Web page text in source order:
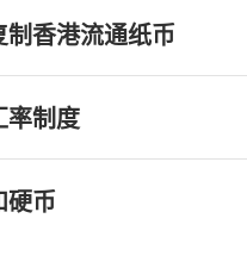
制香港流通纸币
率制度
硬币